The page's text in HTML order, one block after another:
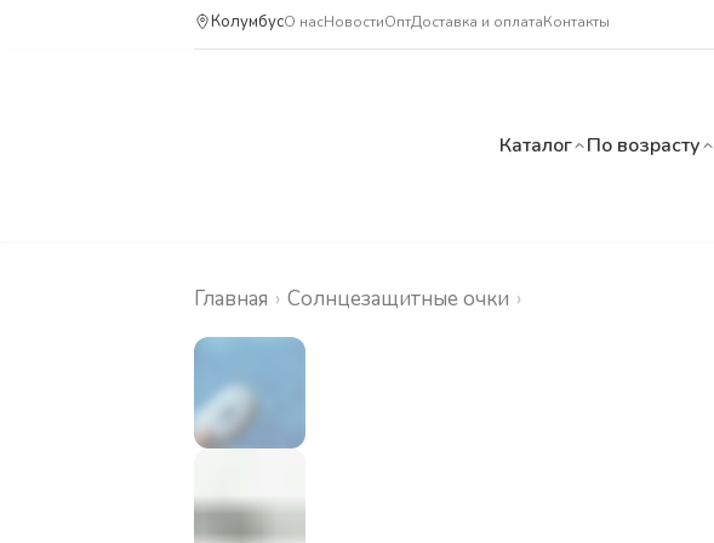
КолумбусО насНовостиОптДоставка и оплатаКонтакты
Каталог По возрасту
Главная › Солнцезащитные очки ›